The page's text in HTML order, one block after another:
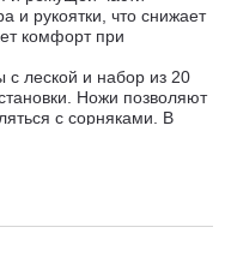
и рукоятки, что снижает
комфорт при
с леской и набор из 20
Ножи позволяют
с сорняками. В
от касания